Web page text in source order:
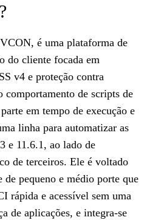
é uma plataforma de
do cliente focada em
v4 e proteção contra
de scripts de
em tempo de execução e
linha para automatizar as
e 11.6.1, ao lado de
de terceiros. Ele é voltado
de pequeno e médio porte que
rápida e acessível sem uma
de aplicações, e integra-se